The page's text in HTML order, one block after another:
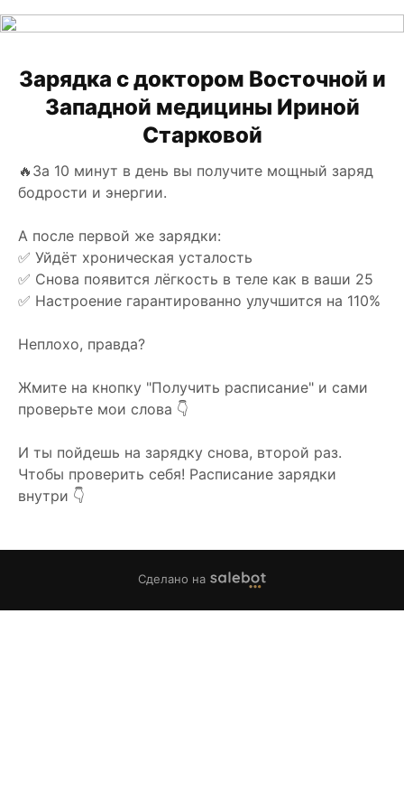
Зарядка с доктором Восточной и
Западной медицины Ириной
Старковой
🔥За 10 минут в день вы получите мощный заряд
бодрости и энергии.
А после первой же зарядки:
✅ Уйдёт хроническая усталость
✅ Снова появится лёгкость в теле как в ваши 25
✅ Настроение гарантированно улучшится на 110%
Неплохо, правда?
Жмите на кнопку "Получить расписание" и сами
проверьте мои слова 👇
И ты пойдешь на зарядку снова, второй раз.
Чтобы проверить себя! Расписание зарядки
внутри 👇
Сделано на